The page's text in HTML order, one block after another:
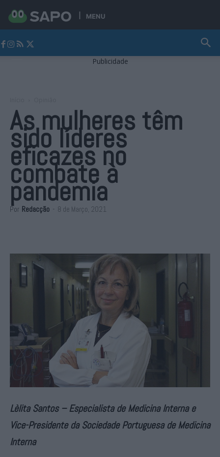
MENU
Publicidade
As mulheres têm
sido líderes
eficazes no
combate à
pandemia
Por Redacção - 8 de Março, 2021
Lèlita Santos – Especialista de Medicina Interna e
Vice-Presidente da Sociedade Portuguesa de Medicina
Interna